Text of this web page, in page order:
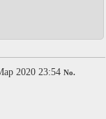
2020 23:54 No.